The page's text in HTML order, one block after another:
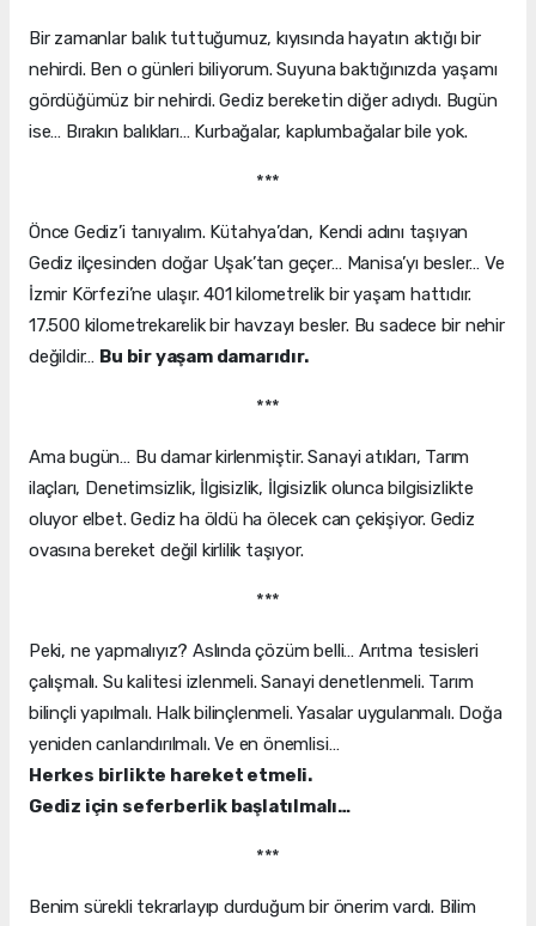
Bir zamanlar balık tuttuğumuz, kıyısında hayatın aktığı bir
nehirdi. Ben o günleri biliyorum. Suyuna baktığınızda yaşamı
gördüğümüz bir nehirdi. Gediz bereketin diğer adıydı. Bugün
ise… Bırakın balıkları… Kurbağalar, kaplumbağalar bile yok.
***
Önce Gediz’i tanıyalım. Kütahya’dan, Kendi adını taşıyan
Gediz ilçesinden doğar Uşak’tan geçer… Manisa’yı besler… Ve
İzmir Körfezi’ne ulaşır. 401 kilometrelik bir yaşam hattıdır.
17.500 kilometrekarelik bir havzayı besler. Bu sadece bir nehir
değildir… Bu bir yaşam damarıdır.
***
Ama bugün… Bu damar kirlenmiştir. Sanayi atıkları, Tarım
ilaçları, Denetimsizlik, İlgisizlik, İlgisizlik olunca bilgisizlikte
oluyor elbet. Gediz ha öldü ha ölecek can çekişiyor. Gediz
ovasına bereket değil kirlilik taşıyor.
***
Peki, ne yapmalıyız? Aslında çözüm belli… Arıtma tesisleri
çalışmalı. Su kalitesi izlenmeli. Sanayi denetlenmeli. Tarım
bilinçli yapılmalı. Halk bilinçlenmeli. Yasalar uygulanmalı. Doğa
yeniden canlandırılmalı. Ve en önemlisi…
Herkes birlikte hareket etmeli.
Gediz için seferberlik başlatılmalı…
***
Benim sürekli tekrarlayıp durduğum bir önerim vardı. Bilim